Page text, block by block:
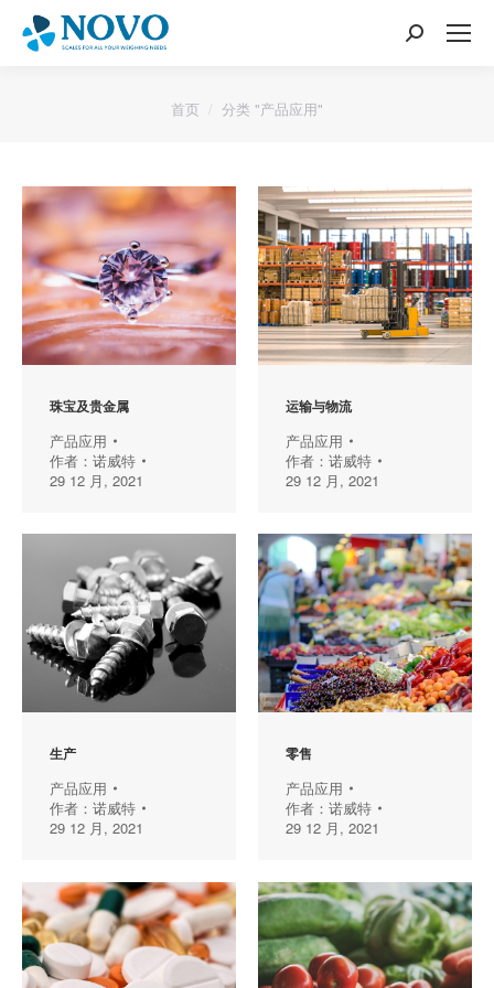
搜
您的位置：
首页 分类 "产品应用"
珠宝及贵金属
产品应用
作者： 诺威特
29 12 月, 2021
运输与物流
产品应用
作者： 诺威特
29 12 月, 2021
生产
产品应用
作者： 诺威特
29 12 月, 2021
零售
产品应用
作者： 诺威特
29 12 月, 2021